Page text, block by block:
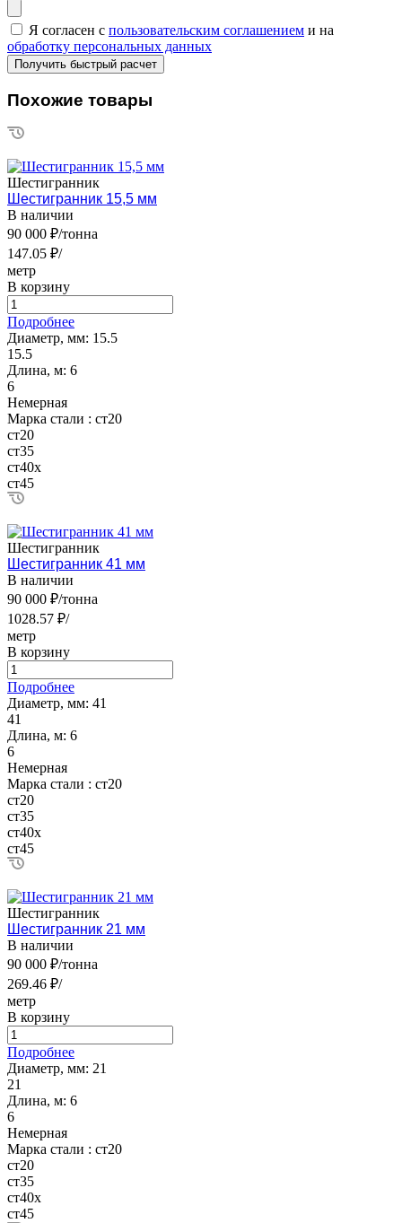
Я согласен с пользовательским соглашением и на
обработку персональных данных
Похожие товары
Шестигранник
Шестигранник 15,5 мм
В наличии
90 000 ₽/тонна
147.05 ₽/
метр
В корзину
Подробнее
Диаметр, мм: 15.5
15.5
Длина, м: 6
6
Немерная
Марка стали : ст20
ст20
ст35
ст40х
ст45
Шестигранник
Шестигранник 41 мм
В наличии
90 000 ₽/тонна
1028.57 ₽/
метр
В корзину
Подробнее
Диаметр, мм: 41
41
Длина, м: 6
6
Немерная
Марка стали : ст20
ст20
ст35
ст40х
ст45
Шестигранник
Шестигранник 21 мм
В наличии
90 000 ₽/тонна
269.46 ₽/
метр
В корзину
Подробнее
Диаметр, мм: 21
21
Длина, м: 6
6
Немерная
Марка стали : ст20
ст20
ст35
ст40х
ст45